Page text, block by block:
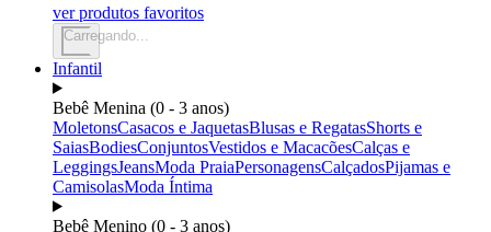
ver produtos favoritos
Carregando...
Infantil
Bebê Menina (0 - 3 anos)
MoletonsCasacos e JaquetasBlusas e RegatasShorts e
SaiasBodiesConjuntosVestidos e MacacõesCalças e
LeggingsJeansModa PraiaPersonagensCalçadosPijamas e
CamisolasModa Íntima
Bebê Menino (0 - 3 anos)